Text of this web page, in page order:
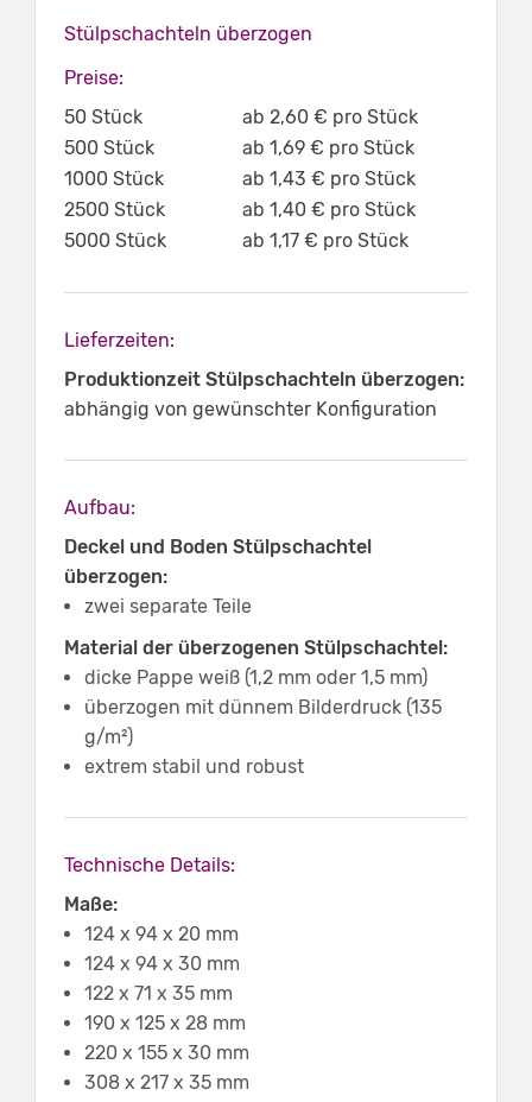
Stülpschachteln überzogen
Preise:
50 Stück
ab 2,60 € pro Stück
500 Stück
ab 1,69 € pro Stück
1000 Stück
ab 1,43 € pro Stück
2500 Stück
ab 1,40 € pro Stück
5000 Stück
ab 1,17 € pro Stück
Lieferzeiten:
Produktionzeit Stülpschachteln überzogen:
abhängig von gewünschter Konfiguration
Aufbau:
Deckel und Boden Stülpschachtel
überzogen:
zwei separate Teile
Material der überzogenen Stülpschachtel:
dicke Pappe weiß (1,2 mm oder 1,5 mm)
überzogen mit dünnem Bilderdruck (135
g/m²)
extrem stabil und robust
Technische Details:
Maße:
124 x 94 x 20 mm
124 x 94 x 30 mm
122 x 71 x 35 mm
190 x 125 x 28 mm
220 x 155 x 30 mm
308 x 217 x 35 mm